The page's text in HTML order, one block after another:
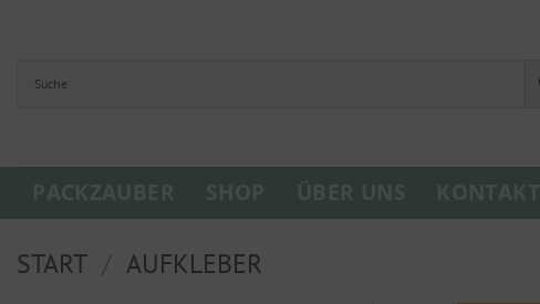
springen
PACKZAUBER SHOP ÜBER UNS KONTAKT
START AUFKLEBER